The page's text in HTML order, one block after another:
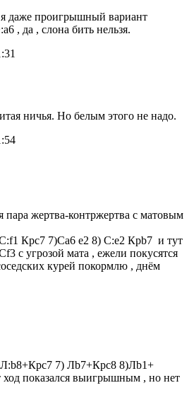
даже проигрышный вариант
, да , слона бить нельзя.
ничья. Но белым этого не надо.
пара жертва-контржертва с матовым
Крс7 7)Са6 е2 8) С:е2 Крb7 и тут
c угрозой мата , ежели покусятся
курей покормлю , днём
7) Лb7+Крс8 8)Лb1+
ход показался выигрышным , но нет